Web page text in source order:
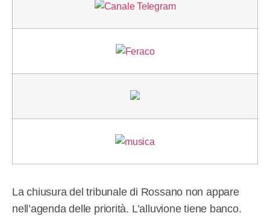
La chiusura del tribunale di Rossano non appare
nell’agenda delle priorità. L’alluvione tiene banco.